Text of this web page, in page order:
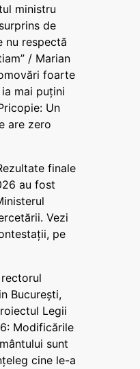
ministru
de
nu respectă
/ Marian
foarte
mai puțini
Un
are zero
finale
au fost
Vezi
pe
București,
Legii
Modificările
sunt
cine le-a